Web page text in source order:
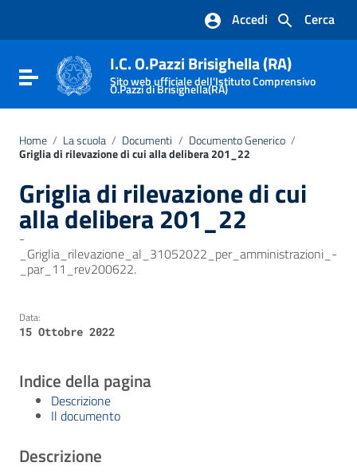
Vai al footer
Cerca
Accedi
Attiva / disattiva la navigazione
I.C. O.Pazzi Brisighella (RA)
Sito web ufficiale dell'Istituto Comprensivo
O.Pazzi di Brisighella(RA)
Home / La scuola / Documenti / Documento Generico /
Griglia di rilevazione di cui alla delibera 201_22
Griglia di rilevazione di cui
alla delibera 201_22
-
_Griglia_rilevazione_al_31052022_per_amministrazioni_-
_par_11_rev200622.
Data:
15 Ottobre 2022
Indice della pagina
Descrizione
Il documento
Descrizione